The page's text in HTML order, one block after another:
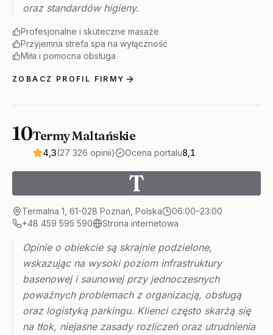
oraz standardów higieny.
Profesjonalne i skuteczne masaże
Przyjemna strefa spa na wyłączność
Miła i pomocna obsługa
ZOBACZ PROFIL FIRMY
10Termy Maltańskie
4,3(27 326 opinii) Ocena portalu8,1
T
Termalna 1, 61-028 Poznań, Polska
06:00–23:00
+48 459 595 590
Strona internetowa
Opinie o obiekcie są skrajnie podzielone,
wskazując na wysoki poziom infrastruktury
basenowej i saunowej przy jednoczesnych
poważnych problemach z organizacją, obsługą
oraz logistyką parkingu. Klienci często skarżą się
na tłok, niejasne zasady rozliczeń oraz utrudnienia